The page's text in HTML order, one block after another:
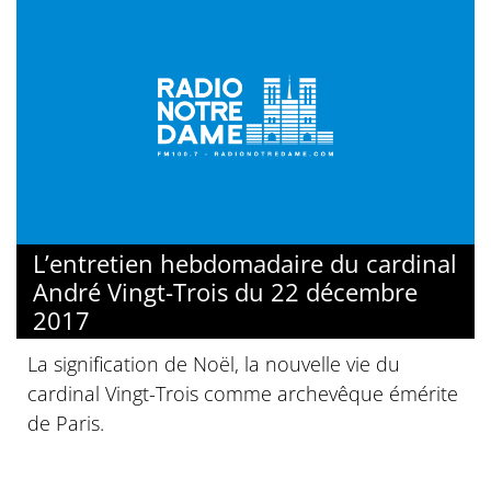
L’entretien hebdomadaire du cardinal
André Vingt-Trois du 22 décembre
2017
La signification de Noël, la nouvelle vie du
cardinal Vingt-Trois comme archevêque émérite
de Paris.